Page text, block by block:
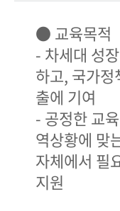
● 교육목적
- 차세대 성
하고, 국가
출에 기여
- 공정한 교
역상황에 맞
자체에서 필
지원